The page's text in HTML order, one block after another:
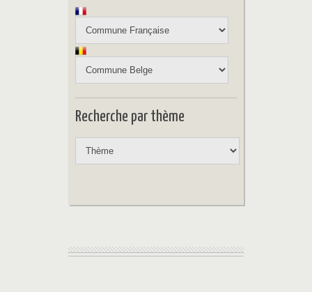
Recherche par thème